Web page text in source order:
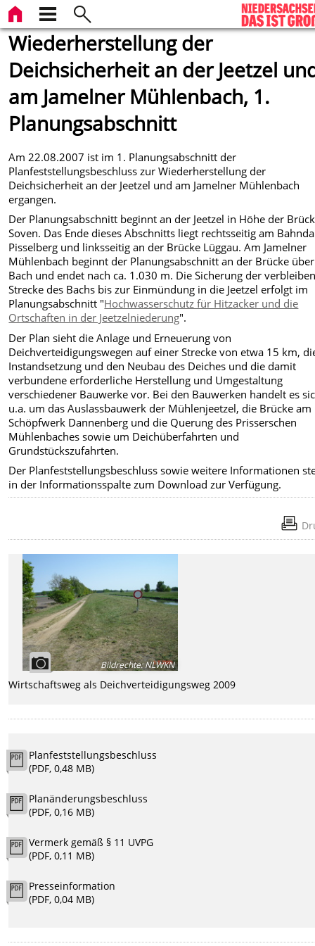
Wiederherstellung der
Deichsicherheit an der Jeetzel
am Jamelner Mühlenbach, 1.
Planungsabschnitt
Am 22.08.2007 ist im 1. Planungsabschnitt der
Planfeststellungsbeschluss zur Wiederherstellung der
Deichsicherheit an der Jeetzel und am Jamelner Mühlenbach
ergangen.
Der Planungsabschnitt beginnt an der Jeetzel in Höhe der
Soven. Das Ende dieses Abschnitts liegt rechtsseitig am
Pisselberg und linksseitig an der Brücke Lüggau. Am Jamelner
Mühlenbach beginnt der Planungsabschnitt an der Brücke
Bach und endet nach ca. 1.030 m. Die Sicherung der
Strecke des Bachs bis zur Einmündung in die Jeetzel erfolgt im
Planungsabschnitt "Hochwasserschutz für Hitzacker und die
Ortschaften in der Jeetzelniederung".
Der Plan sieht die Anlage und Erneuerung von
Deichverteidigungswegen auf einer Strecke von etwa 15 km,
Instandsetzung und den Neubau des Deiches und die damit
verbundene erforderliche Herstellung und Umgestaltung
verschiedener Bauwerke vor. Bei den Bauwerken handelt es
u.a. um das Auslassbauwerk der Mühlenjeetzel, die Brücke am
Schöpfwerk Dannenberg und die Querung des Prisserschen
Mühlenbaches sowie um Deichüberfahrten und
Grundstückszufahrten.
Der Planfeststellungsbeschluss sowie weitere Informationen
in der Informationsspalte zum Download zur Verfügung.
Bildrechte:NLWKN
Wirtschaftsweg als Deichverteidigungsweg 2009
Planfeststellungsbeschluss
(PDF, 0,48 MB)
Planänderungsbeschluss
(PDF, 0,16 MB)
Vermerk gemäß § 11 UVPG
(PDF, 0,11 MB)
Presseinformation
(PDF, 0,04 MB)